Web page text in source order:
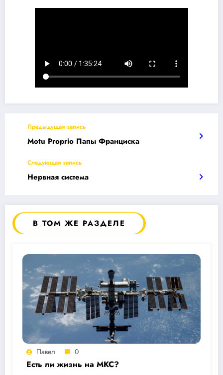
Предыдущая запись
Motu Proprio Папы Франциска
Следующая запись
Нервная система
В ТОМ ЖЕ РАЗДЕЛЕ
Павел 0
Есть ли жизнь на МКС?